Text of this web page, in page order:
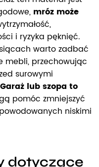
mróz może
i ryzyka pęknięć.
warto zadbać
mebli, przechowując
surowymi
Garaż lub szopa to
pomóc zmniejszyć
niskimi
dotyczące